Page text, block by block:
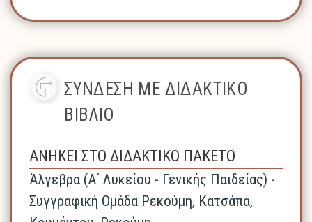
ΣΥΝΔΕΣΗ ΜΕ ΔΙΔΑΚΤΙΚΟ
ΒΙΒΛΙΟ
ΑΝΗΚΕΙ ΣΤΟ ΔΙΔΑΚΤΙΚΟ ΠΑΚΕΤΟ
Άλγεβρα (A΄ Λυκείου - Γενικής Παιδείας) -
Συγγραφική Ομάδα Ρεκούμη, Κατσάπα,